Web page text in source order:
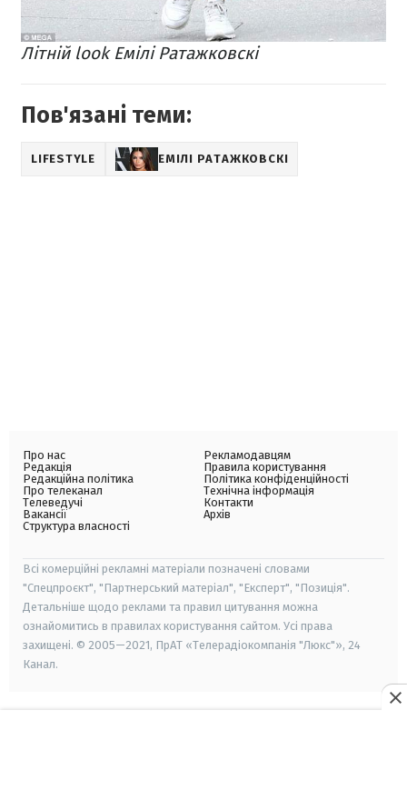
Літній look Емілі Ратажковскі
Пов'язані теми:
LIFESTYLE ЕМІЛІ РАТАЖКОВСКІ
Про нас
Редакція
Редакційна політика
Про телеканал
Телеведучі
Вакансії
Структура власності
Рекламодавцям
Правила користування
Політика конфіденційності
Технічна інформація
Контакти
Архів
Всі комерційні рекламні матеріали позначені словами
"Спецпроєкт", "Партнерський матеріал", "Експерт", "Позиція".
Детальніше щодо реклами та правил цитування можна
ознайомитись в правилах користування сайтом. Усі права
захищені. © 2005—2021, ПрАТ «Телерадіокомпанія "Люкс"», 24
Канал.